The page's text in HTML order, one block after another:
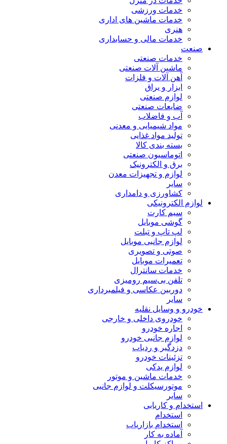
خدمات ورزشی
خدمات ماشین های اداری
هنری
خدمات مالی و حسابداری
صنعت
خدمات صنعتی
ماشین آلات صنعتی
آهن آلات و فلزات
ابزار و یراق
لوازم صنعتی
ضایعات صنعتی
آب و فاضلاب
مواد شیمیایی و معدنی
تولید مواد غذایی
بسته بندی کالا
اتوماسیون صنعتی
برق و الکترونیک
لوازم و تجهیزات معدن
سایر
کشاورزی و دامداری
لوازم الکترونیکی
سیم کارت
گوشی موبایل
لپ تاپ و تبلت
لوازم جانبی موبایل
صوتی و تصویری
تعمیرات موبایل
خدمات سانترال
تلفن بی‌سیم رومیزی
دوربین عکاسی و فیلمبرداری
سایر
خودرو و وسایل نقلیه
خودروی داخلی و خارجی
اجاره خودرو
لوازم جانبی خودرو
دزدگیر و ردیاب
تزئینات خودرو
لوازم یدکی
خدمات ماشین و موتور
موتورسیکلت و لوازم جانبی
سایر
استخدام و کاریابی
استخدام
استخدام بازاریاب
آماده به کار